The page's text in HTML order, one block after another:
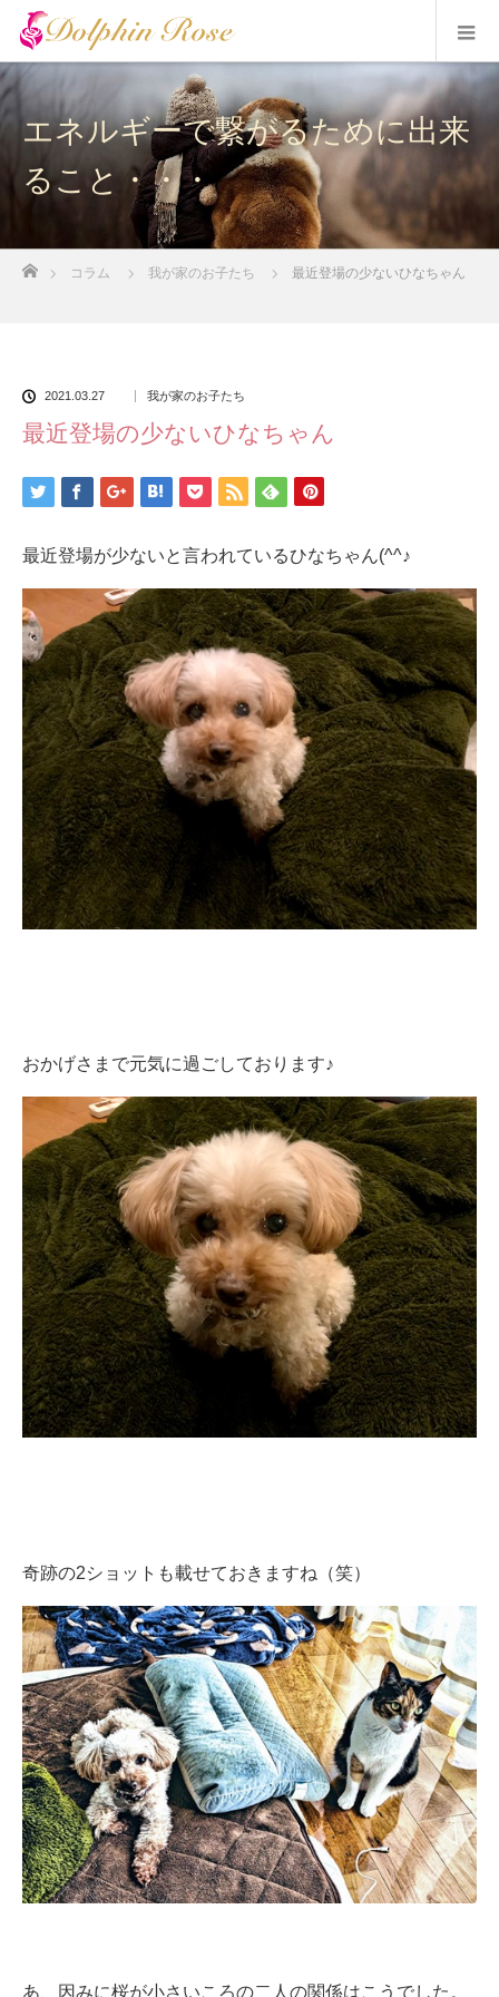
エネルギーで繋がるために出来
ること・・・
コラム 我が家のお子たち 最近登場の少ないひなちゃん
2021.03.27 我が家のお子たち
最近登場の少ないひなちゃん
最近登場が少ないと言われているひなちゃん(^^♪
おかげさまで元気に過ごしております♪
奇跡の2ショットも載せておきますね（笑）
あ、因みに桜が小さいころの二人の関係はこうでした。